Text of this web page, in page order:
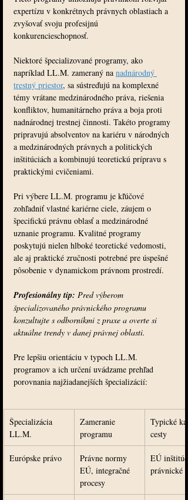
expertízu v konkrétnych právnych oblastiach a
zvyšovať svoju profesijnú
konkurencieschopnosť.
Niektoré špecializované programy, ako
napríklad LL.M. zameraný na nadnárodný
trestný priestor, sa sústreďujú na komplexné
témy vrátane medzinárodného práva, riešenia
konfliktov, humanitárneho práva a boja proti
nadnárodnej trestnej činnosti. Takéto programy
pripravujú absolventov na kariéru v národných
a medzinárodných právnych a politických
inštitúciách a kombinujú teoretickú prípravu s
praktickými cvičeniami.
Pri výbere LL.M. programu je kľúčové
zohľadniť vlastné kariérne ciele, záujem o
špecifickú právnu oblasť a medzinárodné
uznanie programu. Kvalitné programy
poskytujú nielen hlboké teoretické vedomosti,
ale aj praktické zručnosti potrebné pre úspešné
pôsobenie v dynamickom právnom prostredí.
Profesionálny tip: Pred výberom
špecializovaného právnického programu
konzultujte s odborníkmi z praxe a overte si
aktuálne trendy v danej právnej oblasti.
Pre lepšiu orientáciu v typoch LL.M.
programov a ich určení uvádzame prehľad
porovnania najžiadanejších špecializácií:
Špecializácia
LL.M.
Zameranie
programu
Typické
cesty
Európske právo
Právne normy
EÚ, integračné
procesy
EÚ
právnické